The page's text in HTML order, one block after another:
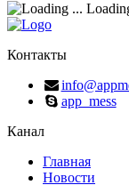
Контакты
app_mess
Канал
Главная
Новости